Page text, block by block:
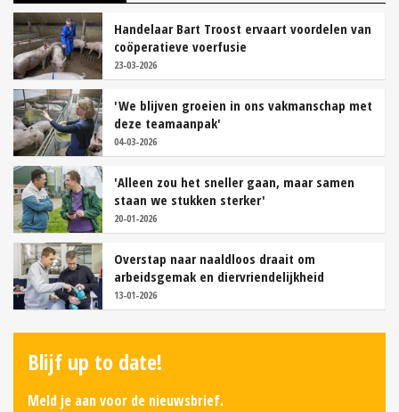
Handelaar Bart Troost ervaart voordelen van
coöperatieve voerfusie
23-03-2026
'We blijven groeien in ons vakmanschap met
deze teamaanpak'
04-03-2026
'Alleen zou het sneller gaan, maar samen
staan we stukken sterker'
20-01-2026
Overstap naar naaldloos draait om
arbeidsgemak en diervriendelijkheid
13-01-2026
Blijf up to date!
Meld je aan voor de nieuwsbrief.